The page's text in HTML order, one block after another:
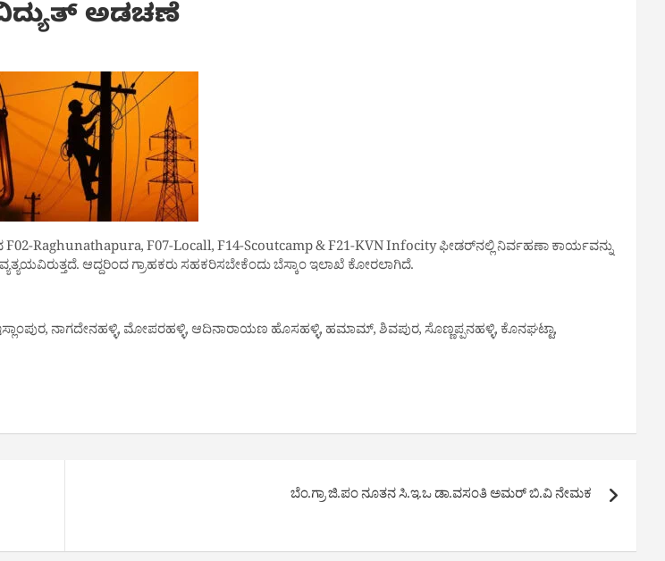
ವಿದ್ಯುತ್ ಅಡಚಣೆ
Raghunathapura, F07-Locall, F14-Scoutcamp & F21-KVN Infocity ಫೀಡರ್‌ನಲ್ಲಿ ನಿರ್ವಹಣಾ ಕಾರ್ಯವನ್ನು
ಆದ್ದರಿಂದ ಗ್ರಾಹಕರು ಸಹಕರಿಸಬೇಕೆಂದು ಬೆಸ್ಕಾಂ ಇಲಾಖೆ ಕೋರಲಾಗಿದೆ.
ನಾಗದೇನಹಳ್ಳಿ, ಮೋಪರಹಳ್ಳಿ, ಆದಿನಾರಾಯಣ ಹೊಸಹಳ್ಳಿ, ಹಮಾಮ್, ಶಿವಪುರ, ಸೊಣ್ಣಪ್ಪನಹಳ್ಳಿ, ಕೊನಘಟ್ಟಾ,
ಬೆಂ.ಗ್ರಾ ಜಿ.ಪಂ ನೂತನ ಸಿ.ಇ.ಒ ಡಾ.ವಸಂತಿ ಅಮರ್ ಬಿ.ವಿ ನೇಮಕ